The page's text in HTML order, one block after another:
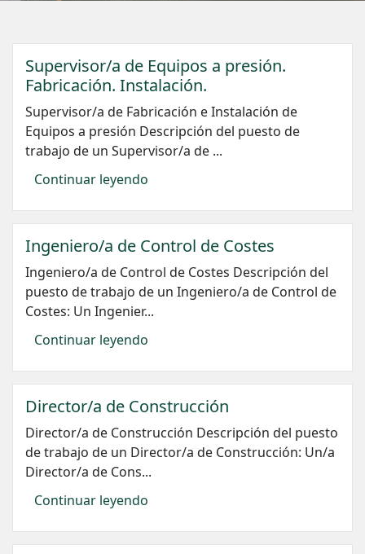
Supervisor/a de Equipos a presión.
Fabricación. Instalación.
Supervisor/a de Fabricación e Instalación de
Equipos a presión Descripción del puesto de
trabajo de un Supervisor/a de ...
Continuar leyendo
Ingeniero/a de Control de Costes
Ingeniero/a de Control de Costes Descripción del
puesto de trabajo de un Ingeniero/a de Control de
Costes: Un Ingenier...
Continuar leyendo
Director/a de Construcción
Director/a de Construcción Descripción del puesto
de trabajo de un Director/a de Construcción: Un/a
Director/a de Cons...
Continuar leyendo